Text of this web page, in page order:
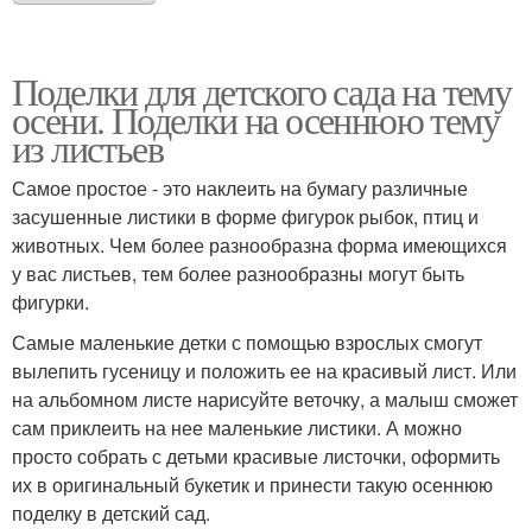
Поделки для детского сада на тему
осени. Поделки на осеннюю тему
из листьев
Самое простое - это наклеить на бумагу различные
засушенные листики в форме фигурок рыбок, птиц и
животных. Чем более разнообразна форма имеющихся
у вас листьев, тем более разнообразны могут быть
фигурки.
Самые маленькие детки с помощью взрослых смогут
вылепить гусеницу и положить ее на красивый лист. Или
на альбомном листе нарисуйте веточку, а малыш сможет
сам приклеить на нее маленькие листики. А можно
просто собрать с детьми красивые листочки, оформить
их в оригинальный букетик и принести такую осеннюю
поделку в детский сад.